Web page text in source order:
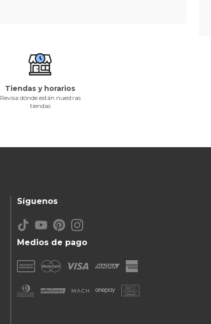
Tiendas y horarios
Revisa dónde están nuestras
tiendas
Medios de pago
Síguenos